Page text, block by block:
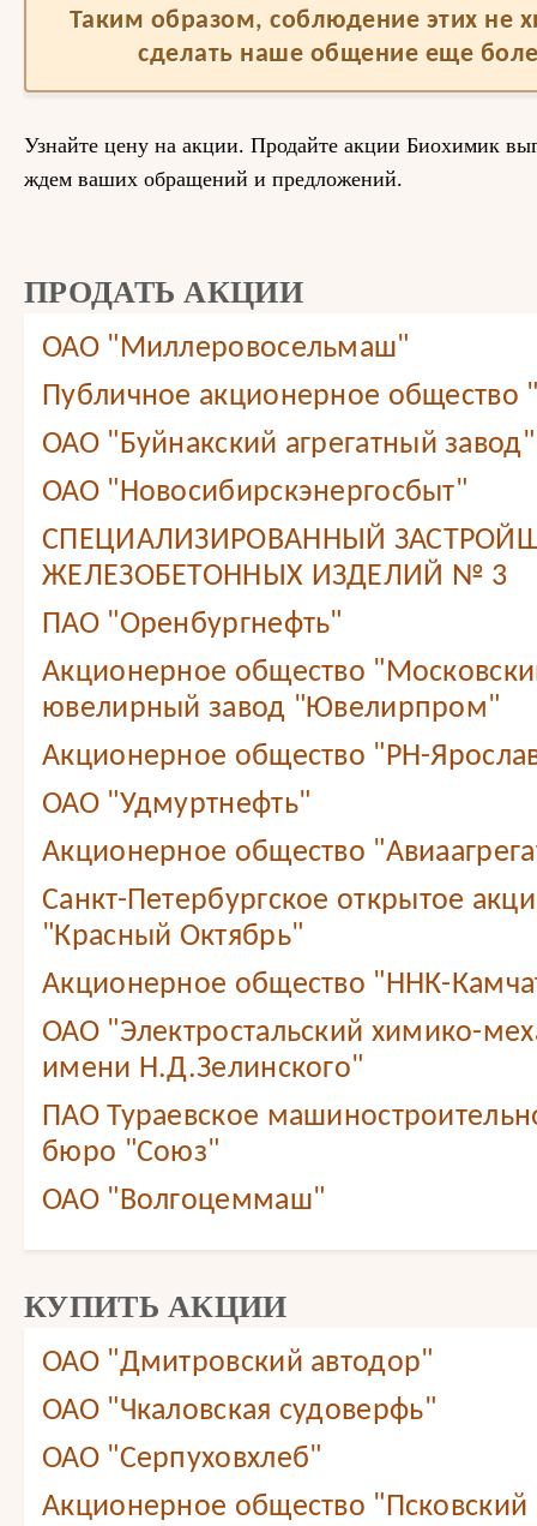
Таким образом, соблюдение этих не
сделать наше общение еще
Узнайте цену на акции. Продайте акции Биохимик
ждем ваших обращений и предложений.
ПРОДАТЬ АКЦИИ
ОАО "Миллеровосельмаш"
Публичное акционерное общество
ОАО "Буйнакский агрегатный завод"
ОАО "Новосибирскэнергосбыт"
СПЕЦИАЛИЗИРОВАННЫЙ
ЖЕЛЕЗОБЕТОННЫХ ИЗДЕЛИЙ № 3
ПАО "Оренбургнефть"
Акционерное общество
ювелирный завод "Ювелирпром"
Акционерное общество "РН-
ОАО "Удмуртнефть"
Акционерное общество
Санкт-Петербургское открытое
"Красный Октябрь"
Акционерное общество "ННК-
ОАО "Электростальский химико-
имени Н.Д.Зелинского"
ПАО Тураевское
бюро "Союз"
ОАО "Волгоцеммаш"
КУПИТЬ АКЦИИ
ОАО "Дмитровский автодор"
ОАО "Чкаловская судоверфь"
ОАО "Серпуховхлеб"
Акционерное общество "Псковский